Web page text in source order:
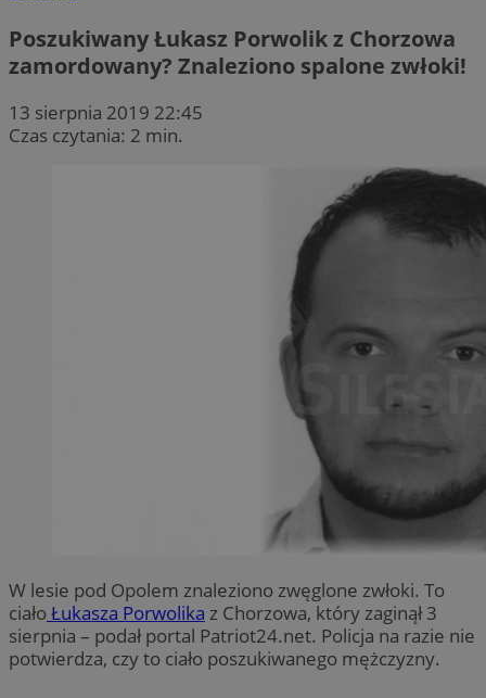
Poszukiwany Łukasz Porwolik z Chorzowa
zamordowany? Znaleziono spalone zwłoki!
13 sierpnia 2019 22:45
Czas czytania: 2 min.
W lesie pod Opolem znaleziono zwęglone zwłoki. To
ciałoŁukasza Porwolika z Chorzowa, który zaginął 3
sierpnia – podał portal Patriot24.net. Policja na razie nie
potwierdza, czy to ciało poszukiwanego mężczyzny.